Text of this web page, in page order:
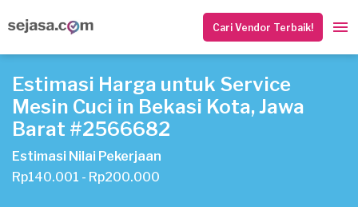
Cari Vendor Terbaik!
Estimasi Harga untuk Service
Mesin Cuci in Bekasi Kota, Jawa
Barat #2566682
Estimasi Nilai Pekerjaan
Rp140.001 - Rp200.000